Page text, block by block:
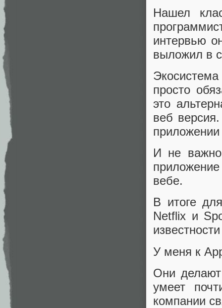
Нашел
интервью
выложил в
просто
это
веб
И не
вебе.
В итоге
Netflix и
У меня к
Они
умеет
компании